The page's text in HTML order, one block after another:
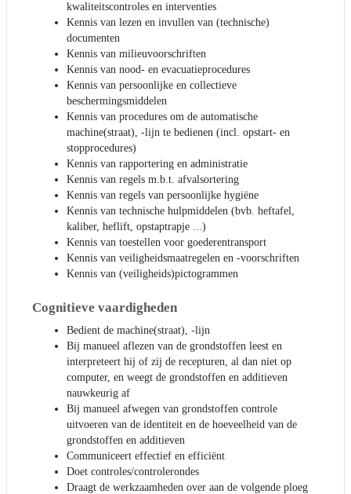
kwaliteitscontroles en interventies
Kennis van lezen en invullen van (technische)
documenten
Kennis van milieuvoorschriften
Kennis van nood- en evacuatieprocedures
Kennis van persoonlijke en collectieve
beschermingsmiddelen
Kennis van procedures om de automatische
machine(straat), -lijn te bedienen (incl. opstart- en
stopprocedures)
Kennis van rapportering en administratie
Kennis van regels m.b.t. afvalsortering
Kennis van regels van persoonlijke hygiëne
Kennis van technische hulpmiddelen (bvb. heftafel,
kaliber, heflift, opstaptrapje ...)
Kennis van toestellen voor goederentransport
Kennis van veiligheidsmaatregelen en -voorschriften
Kennis van (veiligheids)pictogrammen
Cognitieve vaardigheden
Bedient de machine(straat), -lijn
Bij manueel aflezen van de grondstoffen leest en
interpreteert hij of zij de recepturen, al dan niet op
computer, en weegt de grondstoffen en additieven
nauwkeurig af
Bij manueel afwegen van grondstoffen controle
uitvoeren van de identiteit en de hoeveelheid van de
grondstoffen en additieven
Communiceert effectief en efficiënt
Doet controles/controlerondes
Draagt de werkzaamheden over aan de volgende ploeg